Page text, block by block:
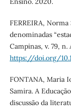
FERREIRA, Norma
denominadas
Campinas, v. 79,
https://doi.org/
FONTANA, Maria
Samira. A
discussão da